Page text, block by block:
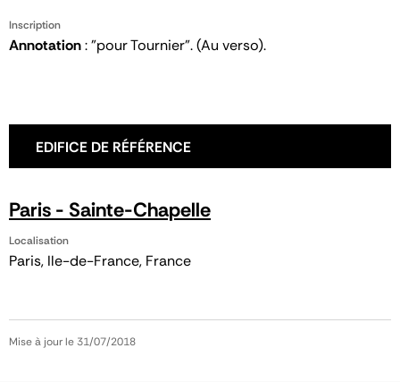
Inscription
Annotation: "pour Tournier". (Au verso).
EDIFICE DE RÉFÉRENCE
Paris - Sainte-Chapelle
Localisation
Paris, Ile-de-France, France
Mise à jour le 31/07/2018